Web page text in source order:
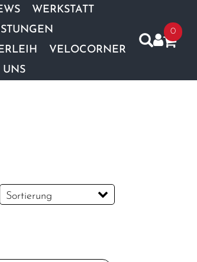
WERKSTATT
VELOCORNER
UNS
0
Sortierung